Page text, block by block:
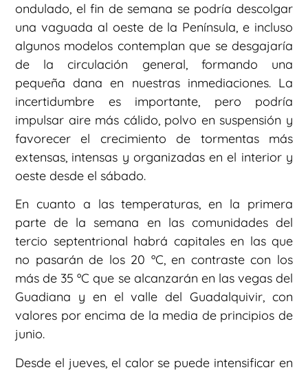
ondulado, el fin de semana se podría descolgar
una vaguada al oeste de la Península, e incluso
algunos modelos contemplan que se desgajaría
de la circulación general, formando una
pequeña dana en nuestras inmediaciones. La
incertidumbre es importante, pero podría
impulsar aire más cálido, polvo en suspensión y
favorecer el crecimiento de tormentas más
extensas, intensas y organizadas en el interior y
oeste desde el sábado.
En cuanto a las temperaturas, en la primera
parte de la semana en las comunidades del
tercio septentrional habrá capitales en las que
no pasarán de los 20 ºC, en contraste con los
más de 35 ºC que se alcanzarán en las vegas del
Guadiana y en el valle del Guadalquivir, con
valores por encima de la media de principios de
junio.
Desde el jueves, el calor se puede intensificar en